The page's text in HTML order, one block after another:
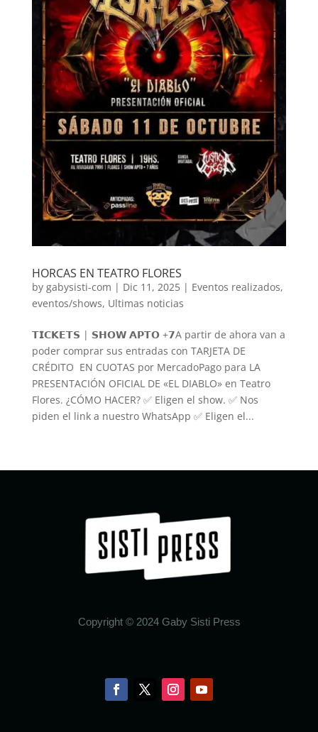
HORCAS EN TEATRO FLORES
by gabysisti-com | Dic 11, 2025| Eventos realizados,
eventos/shows, Ultimas noticias
𝗧𝗜𝗖𝗞𝗘𝗧𝗦 | 𝗦𝗛𝗢𝗪 𝗔𝗣𝗧𝗢 +𝟳A partir de ahora van a
poder comprar sus entradas con TARJETA DE
CRÉDITO EN CUOTAS por MercadoPago para LA
PRESENTACIÓN OFICIAL DE «EL DIABLO» en Teatro
Flores. ¿CÓMO HACER? ✅ Eligen el show. ✅ Nos
piden el link a nuestro WhatsApp ✅ Eligen el...
Copyright © 2024 Gaby Sisti Press